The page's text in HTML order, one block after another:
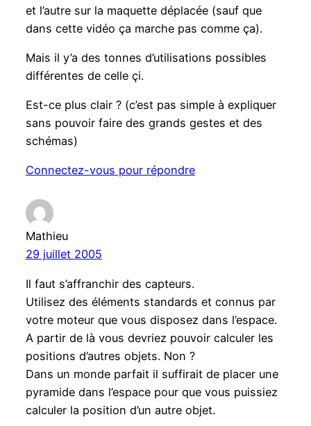
et l’autre sur la maquette déplacée (sauf que
dans cette vidéo ça marche pas comme ça).
Mais il y’a des tonnes d’utilisations possibles
différentes de celle çi.
Est-ce plus clair ? (c’est pas simple à expliquer
sans pouvoir faire des grands gestes et des
schémas)
Connectez-vous pour répondre
Mathieu
29 juillet 2005
Il faut s’affranchir des capteurs.
Utilisez des éléments standards et connus par
votre moteur que vous disposez dans l’espace.
A partir de là vous devriez pouvoir calculer les
positions d’autres objets. Non ?
Dans un monde parfait il suffirait de placer une
pyramide dans l’espace pour que vous puissiez
calculer la position d’un autre objet.